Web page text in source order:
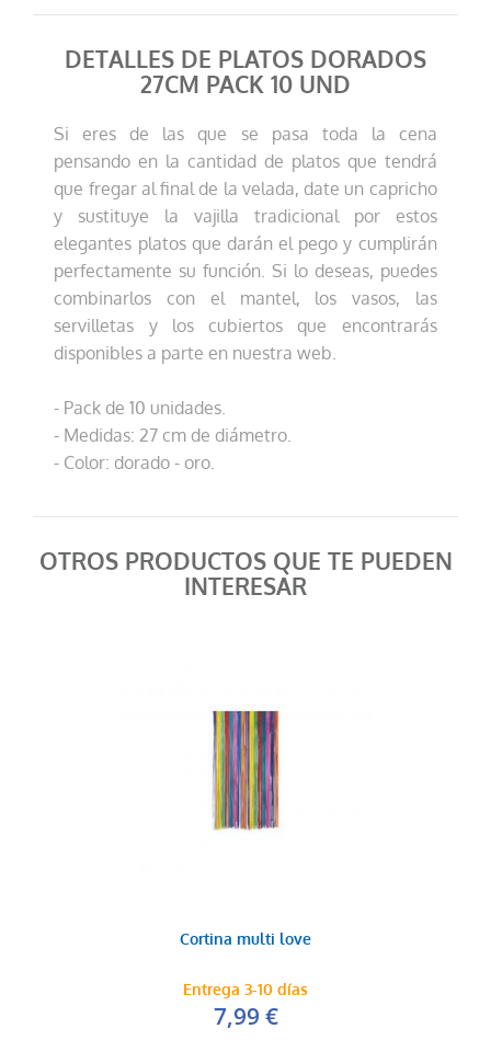
DETALLES DE PLATOS DORADOS
27CM PACK 10 UND
Si eres de las que se pasa toda la cena
pensando en la cantidad de platos que tendrá
que fregar al final de la velada, date un capricho
y sustituye la vajilla tradicional por estos
elegantes platos que darán el pego y cumplirán
perfectamente su función. Si lo deseas, puedes
combinarlos con el mantel, los vasos, las
servilletas y los cubiertos que encontrarás
disponibles a parte en nuestra web.
- Pack de 10 unidades.
- Medidas: 27 cm de diámetro.
- Color: dorado - oro.
OTROS PRODUCTOS QUE TE PUEDEN
INTERESAR
Cortina multi love
Entrega 3-10 días
7,99 €